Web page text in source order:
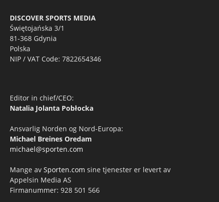
DISCOVER SPORTS MEDIA
Świętojańska 3/1
81-368 Gdynia
Polska
NIP / VAT Code: 7822654346
Editor in chief/CEO:
Natalia Jolanta Pobłocka
Ansvarlig Norden og Nord-Europa:
Michael Breines Oredam
michael@sporten.com
Mange av Sporten.com sine tjenester er levert av
Appelsin Media AS
Firmanummer: 928 501 566